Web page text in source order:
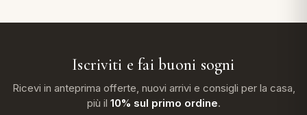
Iscriviti e fai buoni sogni
Ricevi in anteprima offerte, nuovi arrivi e consigli per la casa,
più il 10% sul primo ordine.